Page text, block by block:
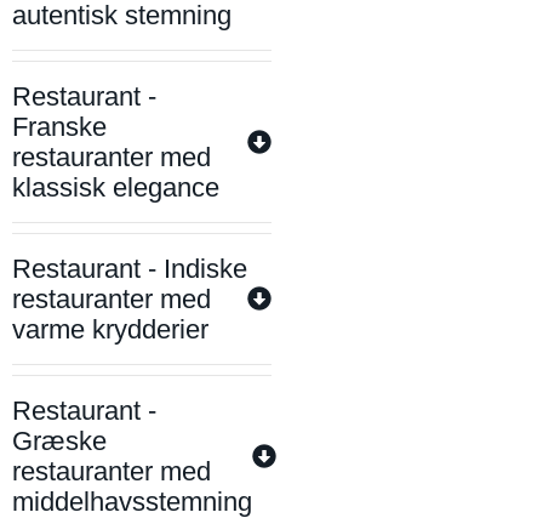
autentisk stemning
Restaurant -
Franske
restauranter med
klassisk elegance
Restaurant - Indiske
restauranter med
varme krydderier
Restaurant -
Græske
restauranter med
middelhavsstemning